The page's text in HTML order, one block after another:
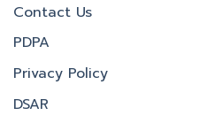
Contact Us
PDPA
Privacy Policy
DSAR